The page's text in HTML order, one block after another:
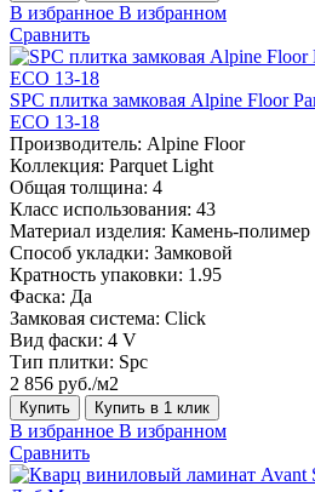
В избранное В избранном
Сравнить
SPC плитка замковая Alpine Floor
ЕСО 13-18
Производитель: Alpine Floor
Коллекция: Parquet Light
Общая толщина: 4
Класс использования: 43
Материал изделия: Камень-полимер
Способ укладки: Замковой
Кратность упаковки: 1.95
Фаска: Да
Замковая система: Click
Вид фаски: 4 V
Тип плитки: Spc
2 856 руб./м2
Купить Купить в 1 клик
В избранное В избранном
Сравнить